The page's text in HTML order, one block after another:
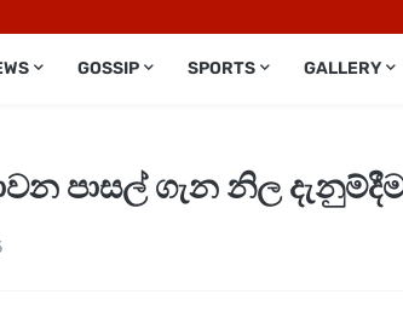
GOSSIP SPORTS GALLERY
පාසල් ගැන නිල